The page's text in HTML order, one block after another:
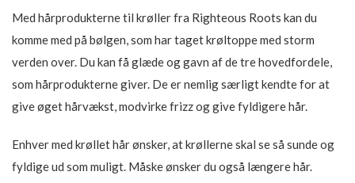
Med hårprodukterne til krøller fra Righteous Roots kan du
komme med på bølgen, som har taget krøltoppe med storm
verden over. Du kan få glæde og gavn af de tre hovedfordele,
som hårprodukterne giver. De er nemlig særligt kendte for at
give øget hårvækst, modvirke frizz og give fyldigere hår.
Enhver med krøllet hår ønsker, at krøllerne skal se så sunde og
fyldige ud som muligt. Måske ønsker du også længere hår.